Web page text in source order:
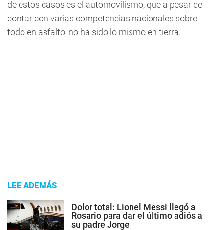
de estos casos es el automovilismo, que a pesar de
contar con varias competencias nacionales sobre
todo en asfalto, no ha sido lo mismo en tierra.
LEE ADEMÁS
Dolor total: Lionel Messi llegó a
Rosario para dar el último adiós a
su padre Jorge